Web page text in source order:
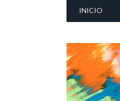
INICIO